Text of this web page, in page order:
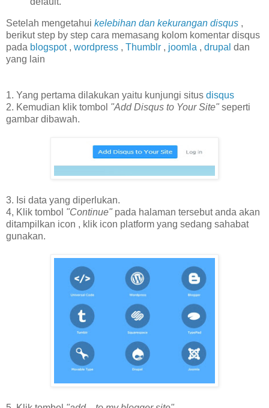
Setelah mengetahui kelebihan dan kekurangan disqus ,
berikut step by step cara memasang kolom komentar disqus
pada blogspot, wordpress , Thumblr , joomla , drupal dan
yang lain
1. Yang pertama dilakukan yaitu kunjungi situs disqus
2. Kemudian klik tombol "Add Disqus to Your Site" seperti
gambar dibawah.
3. Isi data yang diperlukan.
4, Klik tombol "Continue" pada halaman tersebut anda akan
ditampilkan icon , klik icon platform yang sedang sahabat
gunakan.